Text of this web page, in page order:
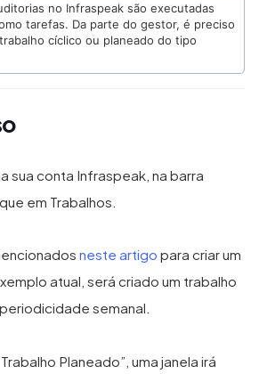
no Infraspeak são executadas
tarefas. Da parte do gestor, é preciso
cíclico ou planeado do tipo
sua conta Infraspeak, na barra
em Trabalhos.
neste artigo para criar um
atual, será criado um trabalho
semanal.
Planeado”, uma janela irá